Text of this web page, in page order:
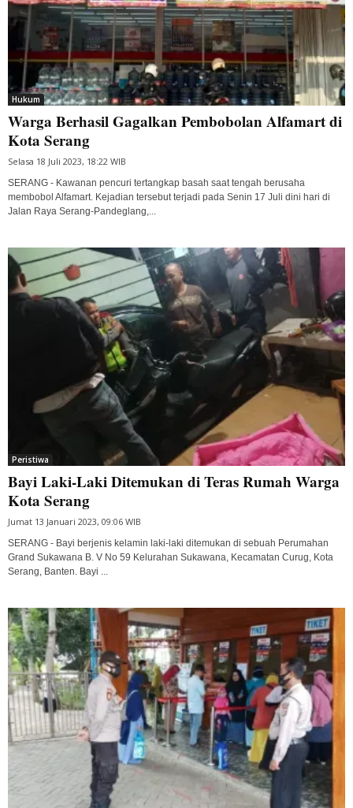
Hukum
Warga Berhasil Gagalkan Pembobolan Alfamart di
Kota Serang
Selasa 18 Juli 2023, 18:22 WIB
SERANG - Kawanan pencuri tertangkap basah saat tengah berusaha
membobol Alfamart. Kejadian tersebut terjadi pada Senin 17 Juli dini hari di
Jalan Raya Serang-Pandeglang,...
Peristiwa
Bayi Laki-Laki Ditemukan di Teras Rumah Warga
Kota Serang
Jumat 13 Januari 2023, 09:06 WIB
SERANG - Bayi berjenis kelamin laki-laki ditemukan di sebuah Perumahan
Grand Sukawana B. V No 59 Kelurahan Sukawana, Kecamatan Curug, Kota
Serang, Banten. Bayi ...